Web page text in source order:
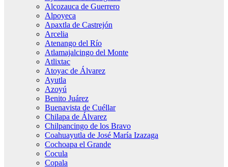
Alcozauca de Guerrero
Alpoyeca
Apaxtla de Castrejón
Arcelia
Atenango del Río
Atlamajalcingo del Monte
Atlixtac
Atoyac de Álvarez
Ayutla
Azoyú
Benito Juárez
Buenavista de Cuéllar
Chilapa de Álvarez
Chilpancingo de los Bravo
Coahuayutla de José María Izazaga
Cochoapa el Grande
Cocula
Copala